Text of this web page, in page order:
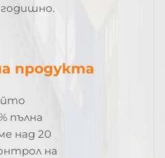
продукта
пълна
над 20
на